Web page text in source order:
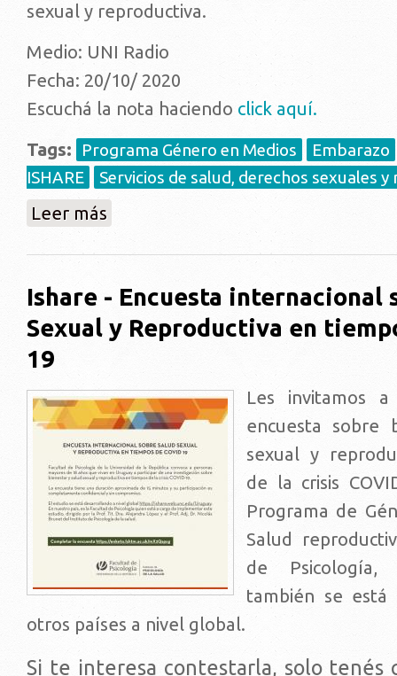
sexual y reproductiva.
Medio: UNI Radio
Fecha: 20/10/ 2020
Escuchá la nota haciendo click aquí.
Tags:
Programa Género en Medios
Embarazo
ISHARE
Servicios de salud, derechos sexuales
Leer más
Ishare - Encuesta internacional
Sexual y Reproductiva en
19
Les invitamos
encuesta sobre
sexual y
de la crisis
Programa de
Salud
de
también se está
otros países a nivel global.
Si te interesa contestarla, solo tenés